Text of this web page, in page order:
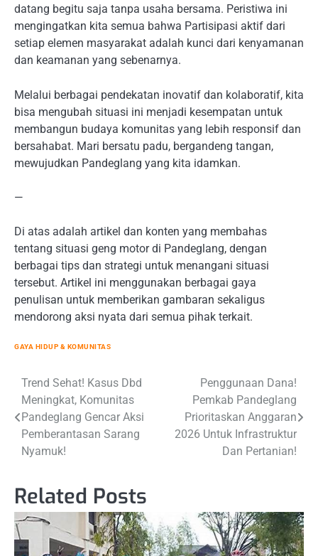
datang begitu saja tanpa usaha bersama. Peristiwa ini
mengingatkan kita semua bahwa Partisipasi aktif dari
setiap elemen masyarakat adalah kunci dari kenyamanan
dan keamanan yang sebenarnya.
Melalui berbagai pendekatan inovatif dan kolaboratif, kita
bisa mengubah situasi ini menjadi kesempatan untuk
membangun budaya komunitas yang lebih responsif dan
bersahabat. Mari bersatu padu, bergandeng tangan,
mewujudkan Pandeglang yang kita idamkan.
—
Di atas adalah artikel dan konten yang membahas
tentang situasi geng motor di Pandeglang, dengan
berbagai tips dan strategi untuk menangani situasi
tersebut. Artikel ini menggunakan berbagai gaya
penulisan untuk memberikan gambaran sekaligus
mendorong aksi nyata dari semua pihak terkait.
GAYA HIDUP & KOMUNITAS
Post
navigation
Trend Sehat! Kasus Dbd
Meningkat, Komunitas
Pandeglang Gencar Aksi
Pemberantasan Sarang
Nyamuk!
Penggunaan Dana!
Pemkab Pandeglang
Prioritaskan Anggaran
2026 Untuk Infrastruktur
Dan Pertanian!
Related Posts